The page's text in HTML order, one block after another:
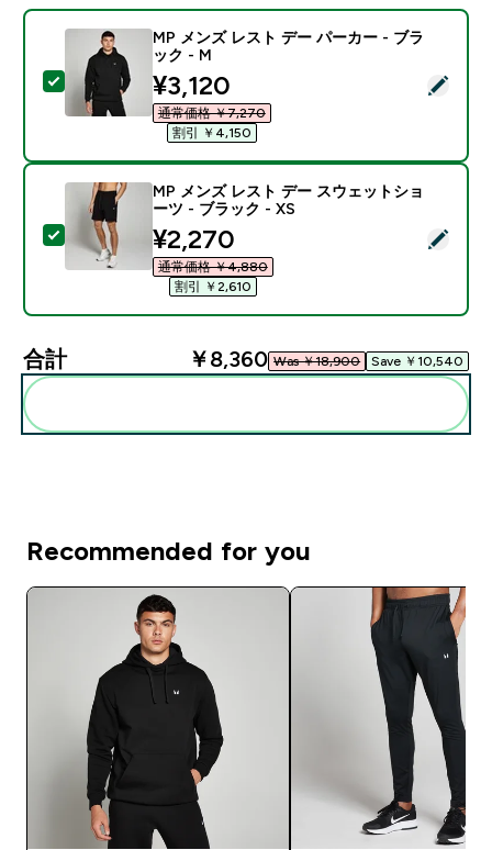
この商品を選択 - MP メンズ レスト デー パーカー -
MP メンズ レスト デー パーカー - ブラ
ック - M
discounted price
¥3,120‎
通常価格 ￥7,270‎
割引 ￥4,150‎
この商品を選択 - MP メンズ レスト デー スウェット
MP メンズ レスト デー スウェットショ
ーツ - ブラック - XS
discounted price
¥2,270‎
通常価格 ￥4,880‎
割引 ￥2,610‎
合計 ￥8,360‎ Was ￥18,900‎ Save ￥10,540‎
Recommended for you